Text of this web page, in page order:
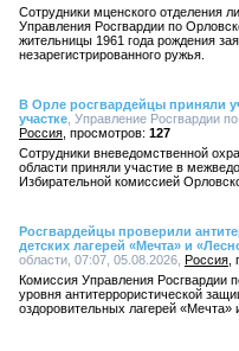
Сотрудники мценского отделения
Управления Росгвардии по
жительницы 1961 года рождения
незарегистрированного ружья.
В Орле росгвардейцы приняли
участке , Управление Росгвардии
Россия
127
Сотрудники вневедомственной
области приняли участие в
Избирательной комиссией
Росгвардейцы проверили
детских лагерей «Мечта» и
области, 07:07, 05.08.2026, Россия
Комиссия Управления Росгвардии
уровня антитеррористической
оздоровительных лагерей «Мечта»